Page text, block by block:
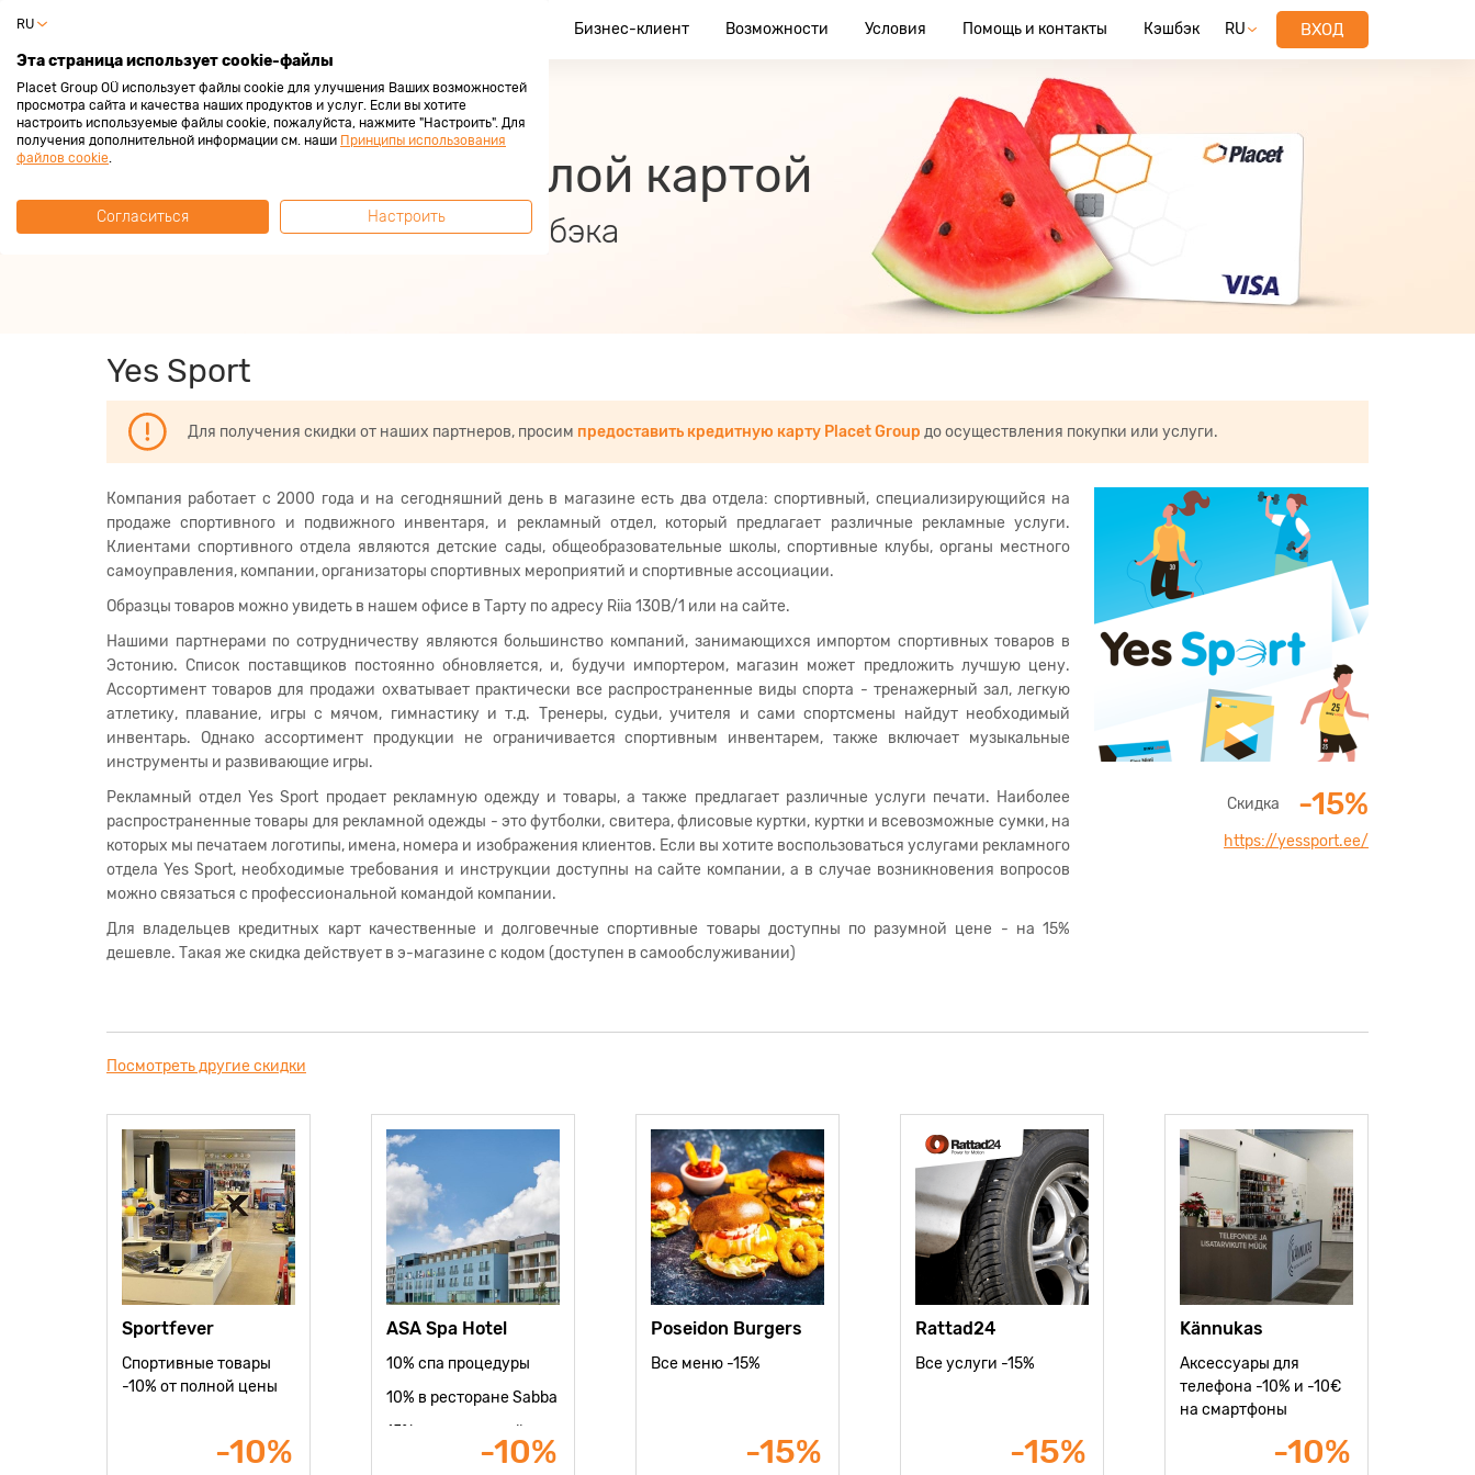
Бизнес-клиент Возможности Условия Помощь и контакты Кэшбэк RU ВХОД
За покупками с Белой картой
Зарабатывай всегда 2% кэшбэка
Yes Sport
Для получения скидки от наших партнеров, просим предоставить кредитную карту Placet Group до осуществления покупки или услуги.
Компания работает с 2000 года и на сегодняшний день в магазине есть два отдела: спортивный, специализирующийся на
продаже спортивного и подвижного инвентаря, и рекламный отдел, который предлагает различные рекламные услуги.
Клиентами спортивного отдела являются детские сады, общеобразовательные школы, спортивные клубы, органы местного
самоуправления, компании, организаторы спортивных мероприятий и спортивные ассоциации.
Образцы товаров можно увидеть в нашем офисе в Тарту по адресу Riia 130B/1 или на сайте.
Нашими партнерами по сотрудничеству являются большинство компаний, занимающихся импортом спортивных товаров в
Эстонию. Список поставщиков постоянно обновляется, и, будучи импортером, магазин может предложить лучшую цену.
Ассортимент товаров для продажи охватывает практически все распространенные виды спорта - тренажерный зал, легкую
атлетику, плавание, игры с мячом, гимнастику и т.д. Тренеры, судьи, учителя и сами спортсмены найдут необходимый
инвентарь. Однако ассортимент продукции не ограничивается спортивным инвентарем, также включает музыкальные
инструменты и развивающие игры.
Рекламный отдел Yes Sport продает рекламную одежду и товары, а также предлагает различные услуги печати. Наиболее
распространенные товары для рекламной одежды - это футболки, свитера, флисовые куртки, куртки и всевозможные сумки, на
которых мы печатаем логотипы, имена, номера и изображения клиентов. Если вы хотите воспользоваться услугами рекламного
отдела Yes Sport, необходимые требования и инструкции доступны на сайте компании, а в случае возникновения вопросов
можно связаться с профессиональной командой компании.
Для владельцев кредитных карт качественные и долговечные спортивные товары доступны по разумной цене - на 15%
дешевле. Такая же скидка действует в э-магазине с кодом (доступен в самообслуживании)
Скидка -15%
https://yessport.ee/
Посмотреть другие скидки
Sportfever
Спортивные товары
-10% от полной цены
-10%
ASA Spa Hotel
10% спа процедуры
10% в ресторане Sabba
15% вход в водный и
банный центр-10%
Poseidon Burgers
Все меню -15%
-15%
Rattad24
Все услуги -15%
-15%
Kännukas
Аксессуары для
телефона -10% и -10€
на смартфоны
-10%
RU
Эта страница использует cookie-файлы
Placet Group OÜ использует файлы cookie для улучшения Ваших возможностей
просмотра сайта и качества наших продуктов и услуг. Если вы хотите
настроить используемые файлы cookie, пожалуйста, нажмите "Настроить". Для
получения дополнительной информации см. наши Принципы использования
файлов cookie.
Согласиться Настроить